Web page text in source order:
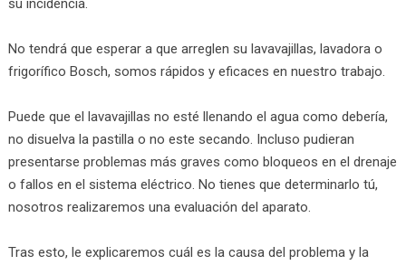
No tendrá que esperar a que arreglen su lavavajillas, lavadora o
frigorífico Bosch, somos rápidos y eficaces en nuestro trabajo.
Puede que el lavavajillas no esté llenando el agua como debería,
no disuelva la pastilla o no este secando. Incluso pudieran
presentarse problemas más graves como bloqueos en el drenaje
o fallos en el sistema eléctrico. No tienes que determinarlo tú,
nosotros realizaremos una evaluación del aparato.
Tras esto, le explicaremos cuál es la causa del problema y la